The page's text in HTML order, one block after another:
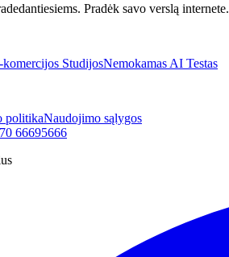
Pradėk savo verslą internete.
komercijos StudijosNemokamas AI Testas
politikaNaudojimo sąlygos
66695666